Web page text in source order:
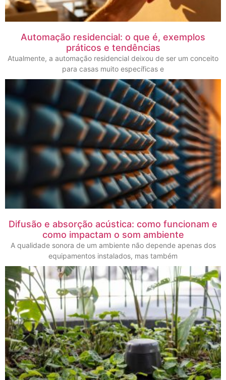
Automação residencial: o que é, exemplos
práticos e tendências
Atualmente, a automação residencial deixou de ser um conceito
para casas muito específicas e
Difusão e absorção acústica: como funcionam e
como impactam o som ambiente
A qualidade sonora de um ambiente não depende apenas dos
equipamentos instalados, mas também